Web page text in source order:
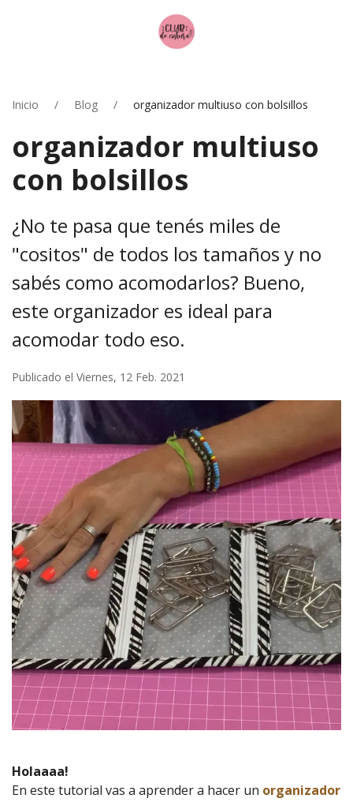
Inicio Blog organizador multiuso con bolsillos
organizador multiuso
con bolsillos
¿No te pasa que tenés miles de
"cositos" de todos los tamaños y no
sabés como acomodarlos? Bueno,
este organizador es ideal para
acomodar todo eso.
Publicado el Viernes, 12 Feb. 2021
Holaaaa!
En este tutorial vas a aprender a hacer un organizador